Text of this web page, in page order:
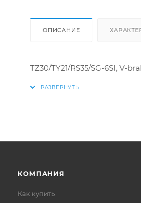
ОПИСАНИЕ
TZ30/TY21/RS35/SG-6SI, V-
КОМПАНИЯ
Как купить